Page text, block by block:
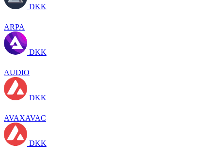
DKK
ARPA
DKK
AUDIO
DKK
AVAXAVAC
DKK